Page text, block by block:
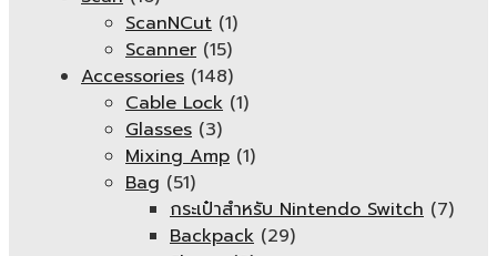
ScanNCut (1)
Scanner (15)
Accessories (148)
Cable Lock (1)
Glasses (3)
Mixing Amp (1)
Bag (51)
กระเป๋าสำหรับ Nintendo Switch (7)
Backpack (29)